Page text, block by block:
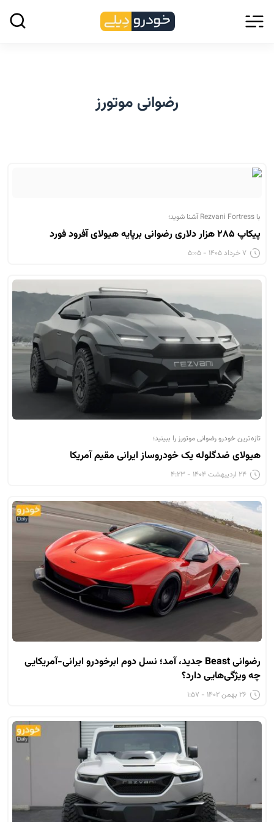
رضوانی موتورز
با Rezvani Fortress آشنا شوید؛
پیکاپ ۲۸۵ هزار دلاری رضوانی برپایه هیولای آفرود فورد
۷ خرداد ۱۴۰۵ - ۵:۰۵
تازه‌ترین خودرو رضوانی موتورز را ببینید؛
هیولای ضدگلوله یک خودروساز ایرانی مقیم آمریکا
۲۴ اردیبهشت ۱۴۰۴ - ۴:۲۳
رضوانی Beast جدید، آمد؛ نسل دوم ابرخودرو ایرانی-آمریکایی
چه ویژگی‌هایی دارد؟
۲۶ بهمن ۱۴۰۲ - ۱:۵۷